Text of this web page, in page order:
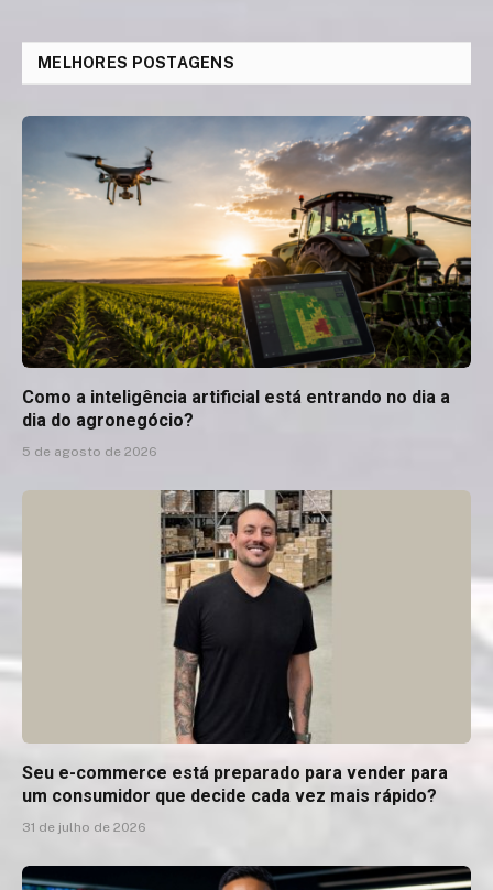
MELHORES POSTAGENS
Como a inteligência artificial está entrando no dia a
dia do agronegócio?
5 de agosto de 2026
Seu e-commerce está preparado para vender para
um consumidor que decide cada vez mais rápido?
31 de julho de 2026